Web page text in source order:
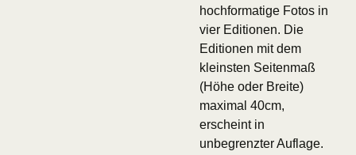
hochformatige Fotos in
vier Editionen. Die
Editionen mit dem
kleinsten Seitenmaß
(Höhe oder Breite)
maximal 40cm,
erscheint in
unbegrenzter Auflage.